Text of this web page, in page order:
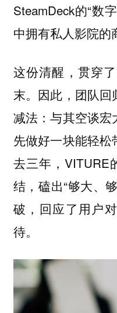
SteamDeck的“数
中拥有私人影院的
这份清醒，贯穿
末。因此，团队
减法：与其空谈
先做好一块能轻
去三年，VITURE
结，磕出“够大、
破，回应了用户
待。